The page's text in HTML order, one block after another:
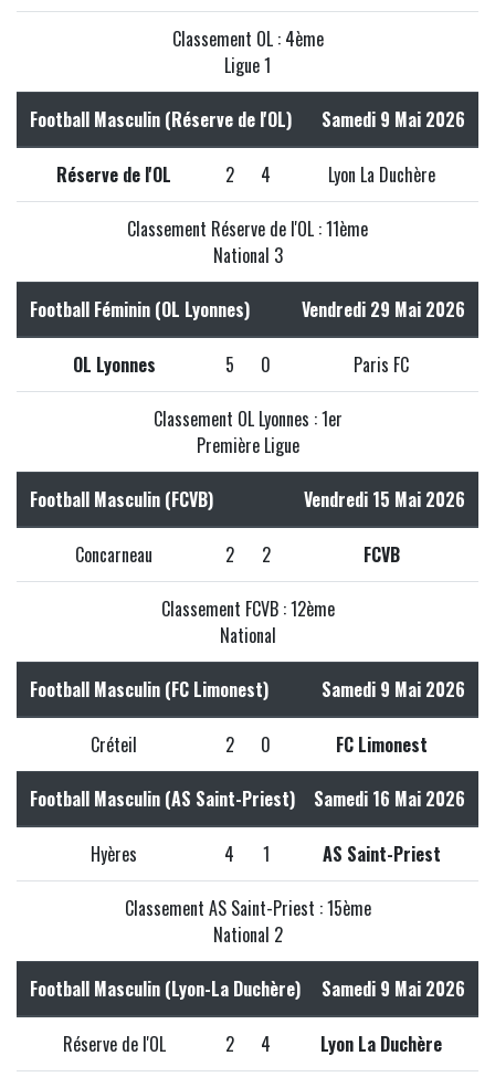
Classement OL : 4ème
Ligue 1
Football Masculin (Réserve de l'OL) Samedi 9 Mai 2026
Réserve de l'OL 2 4 Lyon La Duchère
Classement Réserve de l'OL : 11ème
National 3
Football Féminin (OL Lyonnes) Vendredi 29 Mai 2026
OL Lyonnes 5 0 Paris FC
Classement OL Lyonnes : 1er
Première Ligue
Football Masculin (FCVB) Vendredi 15 Mai 2026
Concarneau 2 2 FCVB
Classement FCVB : 12ème
National
Football Masculin (FC Limonest) Samedi 9 Mai 2026
Créteil 2 0 FC Limonest
Football Masculin (AS Saint-Priest) Samedi 16 Mai 2026
Hyères 4 1 AS Saint-Priest
Classement AS Saint-Priest : 15ème
National 2
Football Masculin (Lyon-La Duchère) Samedi 9 Mai 2026
Réserve de l'OL 2 4 Lyon La Duchère